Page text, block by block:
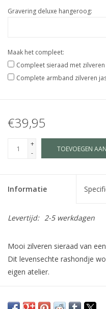
Gravering deluxe hangeroog:
Maak het compleet:
Compleet sieraad met
Complete armband zilveren
€39,95
+
-
TOEVOEGEN
Informatie
Levertijd: 2-5 werkdagen
Mooi zilveren sieraad van
Dit levensechte rashondje
eigen atelier.
hanger voor dames.